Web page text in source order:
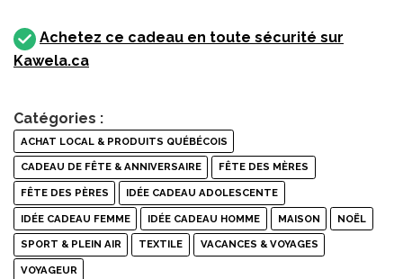
Achetez ce cadeau en toute sécurité sur
Kawela.ca
Catégories :
ACHAT LOCAL & PRODUITS QUÉBÉCOIS
CADEAU DE FÊTE & ANNIVERSAIRE FÊTE DES MÈRES
FÊTE DES PÈRES IDÉE CADEAU ADOLESCENTE
IDÉE CADEAU FEMME IDÉE CADEAU HOMME MAISON NOËL
SPORT & PLEIN AIR TEXTILE VACANCES & VOYAGES
VOYAGEUR